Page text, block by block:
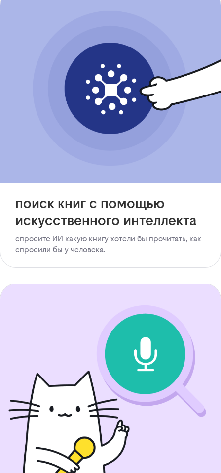
поиск книг с помощью
искусственного интеллекта
спросите ИИ какую книгу хотели бы прочитать, как
спросили бы у человека.